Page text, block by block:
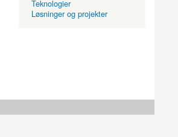
Teknologier
Løsninger og projekter